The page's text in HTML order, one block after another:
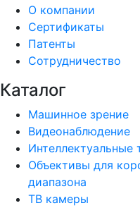
О компании
Сертификаты
Патенты
Сотрудничество
Каталог
Машинное зрение
Видеонаблюдение
Интеллектуальные
Объективы для
диапазона
ТВ камеры